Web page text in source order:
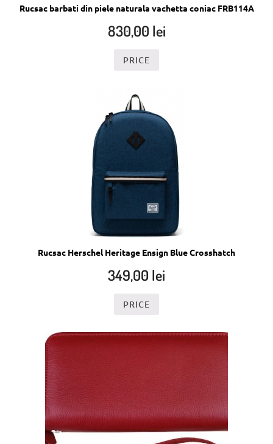
Rucsac barbati din piele naturala vachetta coniac FRB114A
830,00 lei
PRICE
Rucsac Herschel Heritage Ensign Blue Crosshatch
349,00 lei
PRICE